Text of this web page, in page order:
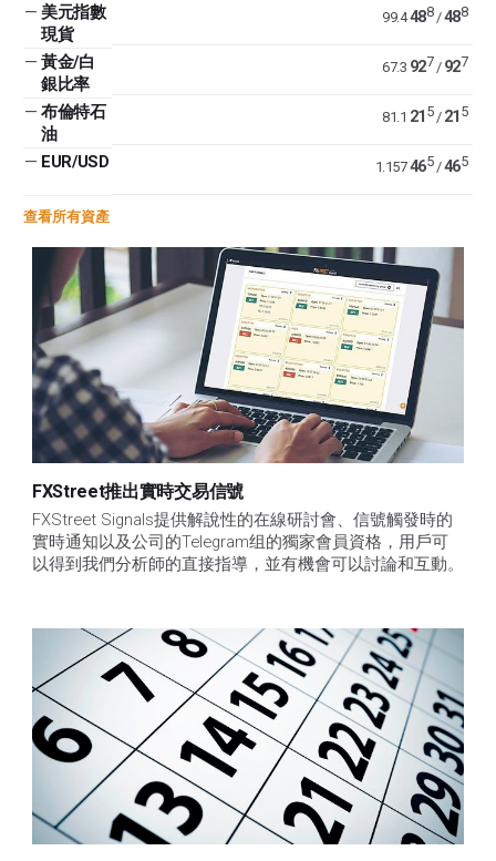
— 美元指數
現貨
99.4 488/488
— 黃金/白
銀比率
67.3 927 / 927
— 布倫特石
油
81.1 21 5/ 21 5
— EUR/USD 1.157 465/465
查看所有資產
FXStreet推出實時交易信號
FXStreet Signals提供解說性的在線研討會、信號觸發時的
實時通知以及公司的Telegram组的獨家會員資格，用戶可
以得到我們分析師的直接指導，並有機會可以討論和互動。